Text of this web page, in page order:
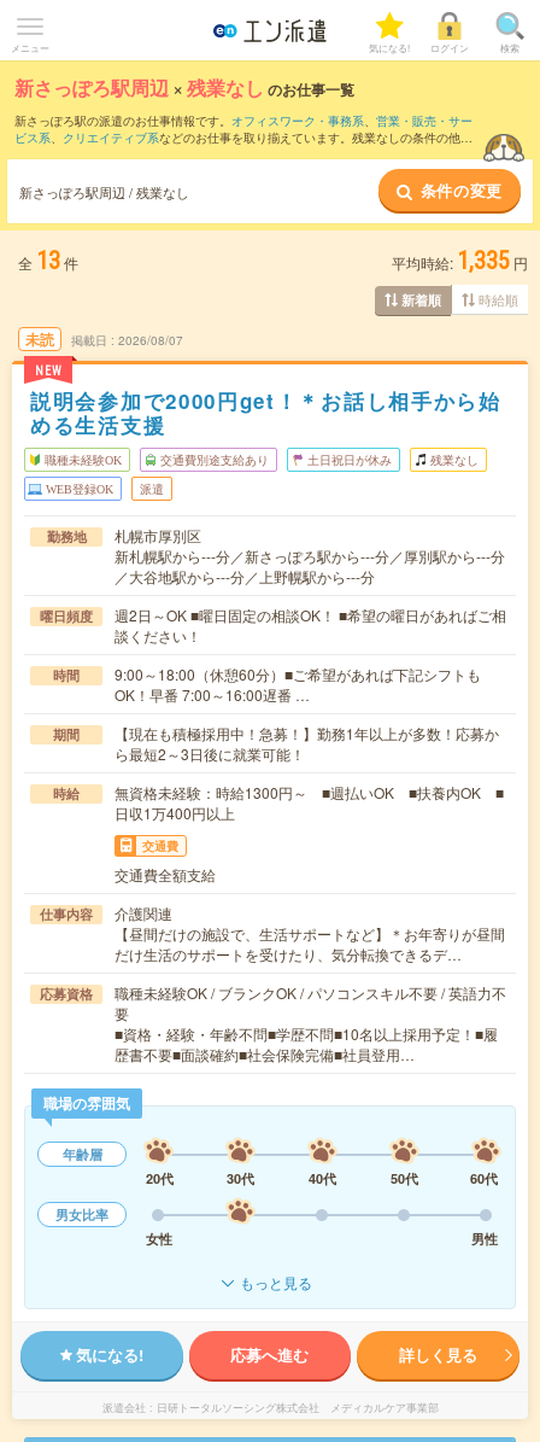
メニュー 気になる! ログイン 検索
新さっぽろ駅周辺 ×残業なし のお仕事一覧
新さっぽろ駅の派遣のお仕事情報です。 オフィスワーク・事務系、 営業・販売・サー
ビス系、 クリエイティブ系などのお仕事を取り揃えています。残業なしの条件の他
新さっぽろ駅周辺 / 残業なし 条件の変更
全 13件 平均時給: 1,335 円
新着順 時給順
未読
NEW
掲載日 2026/08/07
説明会参加で2000円get！＊お話し相手から始
める生活支援
職種未経験OK 交通費別途支給あり 土日祝日が休み 残業なし
WEB登録OK 派遣
勤務地
札幌市厚別区
新札幌駅から---分／新さっぽろ駅から---分／厚別駅から---分
／大谷地駅から---分／上野幌駅から---分
曜日頻度
週2日～OK ■曜日固定の相談OK！ ■希望の曜日があればご相
談ください！
時間
9:00～18:00（休憩60分）■ご希望があれば下記シフトも
OK！早番 7:00～16:00遅番 …
期間
【現在も積極採用中！急募！】勤務1年以上が多数！応募か
ら最短2～3日後に就業可能！
時給
無資格未経験：時給1300円～ ■週払いOK ■扶養内OK ■
日収1万400円以上
交通費
交通費全額支給
仕事内容
介護関連
【昼間だけの施設で、生活サポートなど】＊お年寄りが昼間
だけ生活のサポートを受けたり、気分転換できるデ…
応募資格
職種未経験OK / ブランクOK / パソコンスキル不要 / 英語力不
要
■資格・経験・年齢不問■学歴不問■10名以上採用予定！■履
歴書不要■面談確約■社会保険完備■社員登用…
職場の雰囲気
年齢層
20代
30代 40代 50代
60代
男女比率
女性
男性
もっと見る
気になる! 応募へ進む 詳しく見る
派遣会社 日研トータルソーシング株式会社 メディカルケア事業部